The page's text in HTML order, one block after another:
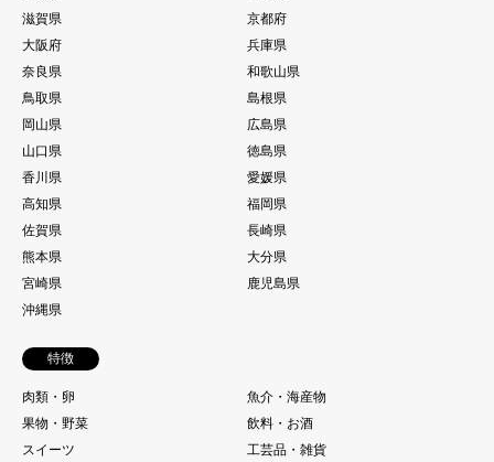
滋賀県
京都府
大阪府
兵庫県
奈良県
和歌山県
鳥取県
島根県
岡山県
広島県
山口県
徳島県
香川県
愛媛県
高知県
福岡県
佐賀県
長崎県
熊本県
大分県
宮崎県
鹿児島県
沖縄県
特徴
肉類・卵
魚介・海産物
果物・野菜
飲料・お酒
スイーツ
工芸品・雑貨